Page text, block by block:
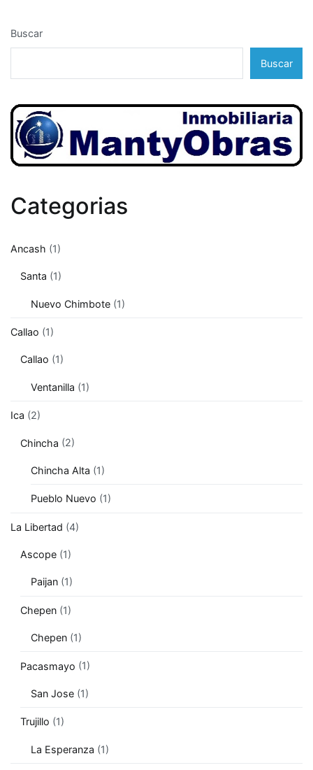
Buscar
Buscar
Categorias
Ancash (1)
Santa (1)
Nuevo Chimbote(1)
Callao (1)
Callao (1)
Ventanilla (1)
Ica (2)
Chincha (2)
Chincha Alta (1)
Pueblo Nuevo (1)
La Libertad (4)
Ascope (1)
Paijan(1)
Chepen (1)
Chepen(1)
Pacasmayo (1)
San Jose(1)
Trujillo (1)
La Esperanza (1)